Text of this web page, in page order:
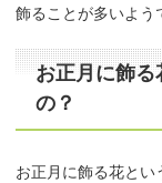
飾ることが多いよう
お正月に飾
の？
お正月に飾る花とい